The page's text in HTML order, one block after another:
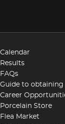
Calendar
Results
FAQs
Guide to
Career
Porcelain Store
Flea Market